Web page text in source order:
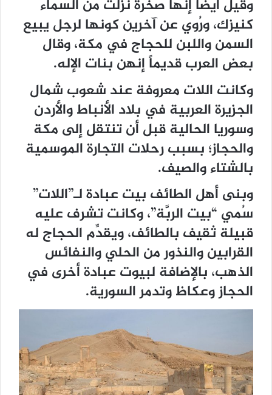
وقيل أيضاً إنها صخرة نزلت من السماء
كنيزك، ورُوي عن آخرين كونها لرجل يبيع
السمن واللبن للحجاج في مكة، وقال
بعض العرب قديماً إنهن بنات الإله.
وكانت اللات معروفة عند شعوب شمال
الجزيرة العربية في بلاد الأنباط والأردن
وسوريا الحالية قبل أن تنتقل إلى مكة
والحجاز؛ بسبب رحلات التجارة الموسمية
بالشتاء والصيف.
وبنى أهل الطائف بيت عبادة لـ”اللات”
سُمي “بيت الربَّة”، وكانت تشرف عليه
قبيلة ثقيف بالطائف، ويقدِّم الحجاج له
القرابين والنذور من الحلي والنفائس
الذهب، بالإضافة لبيوت عبادة أخرى في
الحجاز وعكاظ وتدمر السورية.